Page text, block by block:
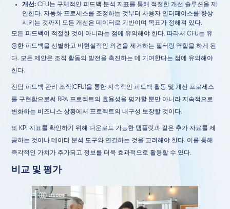
개선: CFU는 구체적인 피드백 분석 지표를 통해 적절한 개선 솔루션을 제
안한다. 자동화 프로세스를 조정하는 것부터 사용자 인터페이스를 향상
시키는 것까지 모든 개선은 데이터로 기반이며 목표가 정해져 있다.
모든 피드백이 적절한 것이 아니라는 점에 유의해야 한다. 따라서 CFU는 유
용한 피드백을 선별하고 비현실적인 의견을 제거하는 필터링 역할을 하게 된
다. 모든 제안은 조직 활동의 발전을 촉진하는 데 기여한다는 점에 유의해야
한다.
전담 피드백 관리 조직(CFU)을 통한 지속적인 피드백 활동 및 개선 프로세스
를 구현함으로써 RPA 프로젝트의 효율성을 평가할 뿐만 아니라 지속적으로
변화하는 비즈니스 상황에서 프로젝트의 내구성 보장할 것이다.
또 KPI 지표를 확인하기 위해 다운로드 가능한 템플릿과 같은 추가 자료를 제
공하는 것이나 데이터 분석 도구와 연결하는 것을 고려해야 한다. 이를 통해
즉각적인 가치가 추가되고 정보를 더욱 효과적으로 활용할 수 있다.
비교 및 평가